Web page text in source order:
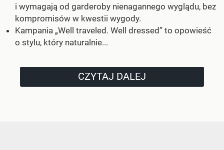
i wymagają od garderoby nienagannego wyglądu, bez
kompromisów w kwestii wygody.
Kampania „Well traveled. Well dressed” to opowieść
o stylu, który naturalnie...
CZYTAJ DALEJ